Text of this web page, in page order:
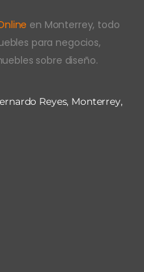
en Monterrey, todo
para negocios,
sobre diseño.
Reyes, Monterrey,